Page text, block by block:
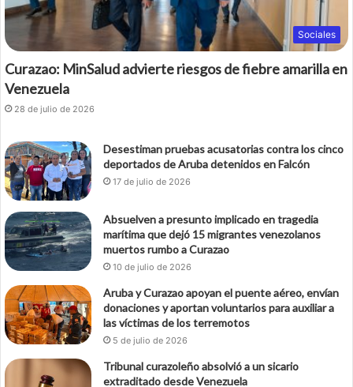
Sociales
Curazao: MinSalud advierte riesgos de fiebre amarilla en
Venezuela
28 de julio de 2026
Desestiman pruebas acusatorias contra los cinco
deportados de Aruba detenidos en Falcón
17 de julio de 2026
Absuelven a presunto implicado en tragedia
marítima que dejó 15 migrantes venezolanos
muertos rumbo a Curazao
10 de julio de 2026
Aruba y Curazao apoyan el puente aéreo, envían
donaciones y aportan voluntarios para auxiliar a
las víctimas de los terremotos
5 de julio de 2026
Tribunal curazoleño absolvió a un sicario
extraditado desde Venezuela